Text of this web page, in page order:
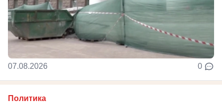
07.08.2026 0
Политика